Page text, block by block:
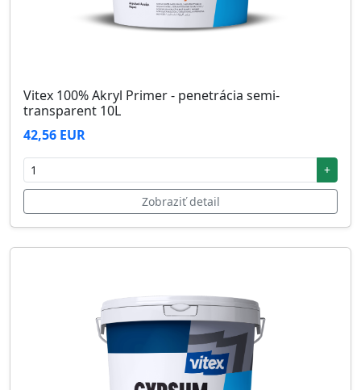
Vitex 100% Akryl Primer - penetrácia semi-
transparent 10L
42,56 EUR
+
Zobraziť detail